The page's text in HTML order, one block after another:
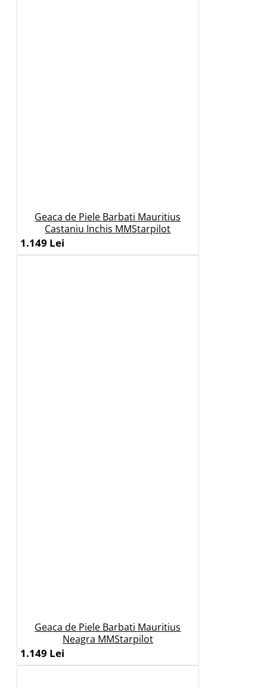
Geaca de Piele Barbati Mauritius
Castaniu Inchis MMStarpilot
1.149 Lei
Geaca de Piele Barbati Mauritius
Neagra MMStarpilot
1.149 Lei